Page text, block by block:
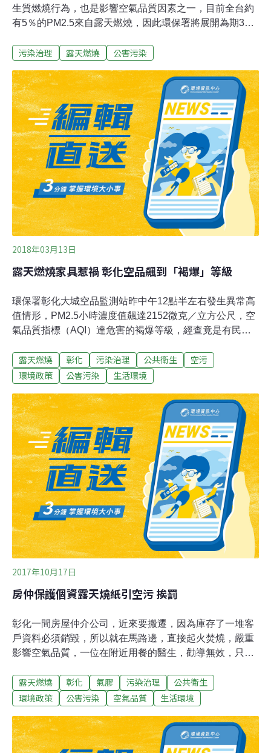
生質燃燒行為，也是影響空氣品質因素之一，目前全台約
有5％的PM2.5來自露天燃燒，因此環保署將展開為期3個
舉露天燃燒。15日環保署赴立院衛環委員會進行業務報
目標減少二期稻作露天燃燒面積50%，也為此積極推動稽
查，在收割期進行高頻率查核，並進行宣導示範推廣活動
上百場次。此外也與農委會合作「水稻產業專案輔導施用
含稻草分解菌有機質肥料推廣計畫」，推廣稻作耕地運用
腐化菌，目標達向上千公頃。而目前正值二期稻作期間，
環署再祭出獎金，要請民眾協助檢舉，一起減少露天燃燒
的狀況。李應元表示，環署目前嘗試以衛星遙測的方式，
統計全台火點，2018年的1月1日到3月13日之間，就曾經
測到236筆火點發生次數，其中99筆在中部、86筆在南
部，而在上週末11日，當天
污染治理 露天燃燒 公害污染
2018年03月13日
露天燃燒家具惹禍 彰化空品飆到「褐爆」等級
環保署彰化大城空品監測站昨中午12點半左右發生異常高
值情形，PM2.5小時濃度值飆達2152微克／立方公尺，空
氣品質指標（AQI）達危害的褐爆等級，經查竟是有民眾
署監資處處長張順欽表示，這是今年全台空品測站AQI首
度褐爆，過去即便是沙塵暴影響，PM2.5濃度也只有200
測得PM2.5濃度高達2152微克，是因為露天燃燒地點距離
測站非常近，且不像高空煙火容易擴散。張順欽表示，該
處已經多次發生這種情形，但等到環保人員接獲通報到現
場，行為人通常已離開，這也是為什麼露天燃燒告發率非
常低；張順欽呼籲，民眾應該要有自覺，不能一邊希望有
好的空氣品質，一邊又露天燃燒累積污染物。
露天燃燒 彰化 污染治理 公共衛生
空污
環境政策
公害污染 生活環境
2017年10月17日
房仲保護個資露天燒紙引空污 挨罰
彰化一間房屋仲介公司，近來要搬遷，因為庫存了一堆客
戶資料必須銷毀，所以就在馬路邊，直接起火焚燒，嚴重
影響空氣品質，一位在附近用餐的醫生，勸導無效，只好
司門外，燃起熊熊火焰，女子拿著紙張，一疊一疊往火堆
裡頭丟，烏煙瘴氣，有人路過受不了，上前道德勸說，店
「沒有（污染）防制設備情況下，進行露天燃燒，有明顯
粒狀物產生，影響到空氣品質，裁罰罰金5千～10萬元以
露天燃燒 彰化 氣膠 污染治理
公共衛生
環境政策
公害污染 空氣品質 生活環境